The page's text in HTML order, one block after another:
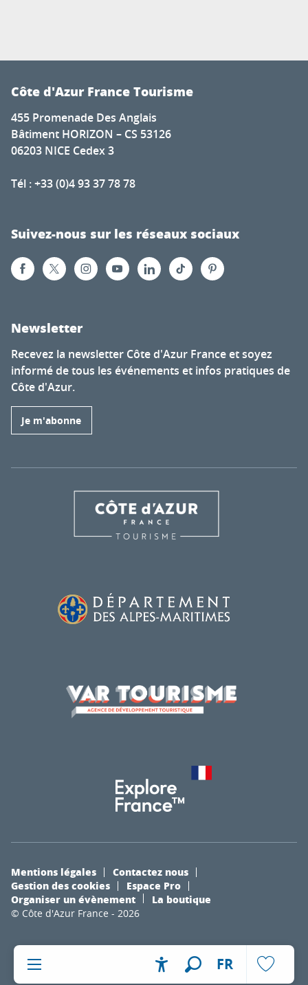
FR
Côte d'Azur France Tourisme
455 Promenade Des Anglais
Bâtiment HORIZON – CS 53126
06203 NICE Cedex 3
Tél : +33 (0)4 93 37 78 78
Suivez-nous sur les réseaux sociaux
Newsletter
Recevez la newsletter Côte d'Azur France et soyez
informé de tous les événements et infos pratiques de
Côte d'Azur.
Je m'abonne
© Côte d'Azur France - 2026
Mentions légales
Contactez nous
Gestion des cookies
Espace Pro
Organiser un évènement
La boutique